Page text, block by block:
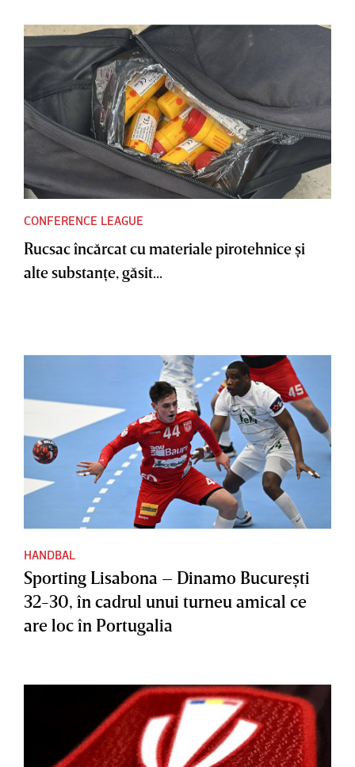
CONFERENCE LEAGUE
Rucsac încărcat cu materiale pirotehnice şi
alte substanţe, găsit...
HANDBAL
Sporting Lisabona – Dinamo Bucureşti
32-30, în cadrul unui turneu amical ce
are loc în Portugalia